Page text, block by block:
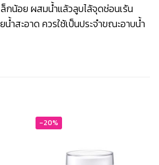
น้อย ผสมน้ำแล้วลูบไล้จุดช่อนเร้น
ำสะอาด ควรใช้เป็นประจำขณะอาบน้ำ
-20%